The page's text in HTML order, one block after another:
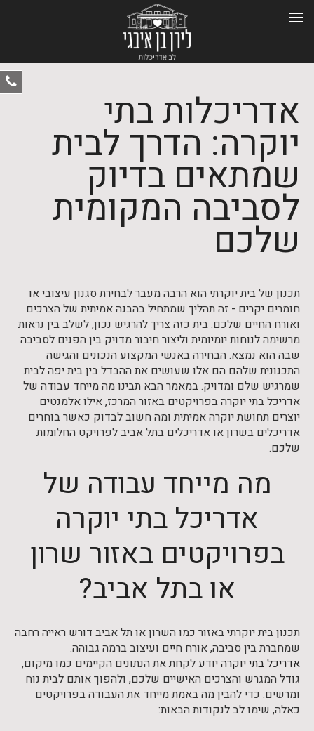
אדריכלות בתי
יוקרה: הדרך לבית
שמתאים בדיוק
לסביבה המקומית
שלכם
תכנון של בית יוקרתי הוא הרבה מעבר לבחירת סגנון עיצובי או
חומרים יקרים - זה תהליך שמתחיל בהבנה אמיתית של הצרכים
ואורח החיים שלכם. בית כזה צריך להרגיש נכון, לשלב בין נראות
מרשימה לנוחות יומיומית וליצור חיבור מדויק בין הפנים לסביבה
שבה הוא נמצא. הבחירה באנשי המקצוע הנכונים והגישה
התכנונית שלהם הם אלו שעושים את ההבדל בין בית יפה לבית
שמרגיש שלם ומדויק. במאמר הבא תבינו מה מייחד עבודה של
אדריכל בתי יוקרה בפרויקטים באזור המרכז, אילו אלמנטים
יוצרים תחושת יוקרה אמיתית ומה חשוב לבדוק כאשר בוחרים
אדריכלים בשרון או אדריכלים בתל אביב לפרויקט החלומות
שלכם.
מה מייחד עבודה של
אדריכל בתי יוקרה
בפרויקטים באזור שרון
או בתל אביב?
תכנון בית יוקרתי באזור כמו השרון או תל אביב דורש ראייה רחבה
שמחברת בין סביבה, אורח חיים ועיצוב ברמה גבוהה.
אדריכל בתי יוקרהיודע לקחת את הנתונים הקיימים כמו מיקום,
גודל המגרש והצרכים האישיים שלכם, ולהפוך אותם לבית נוח
ומרשים. כדי להבין מה באמת מייחד את העבודה בפרויקטים
כאלה, שימו לב לנקודות הבאות: